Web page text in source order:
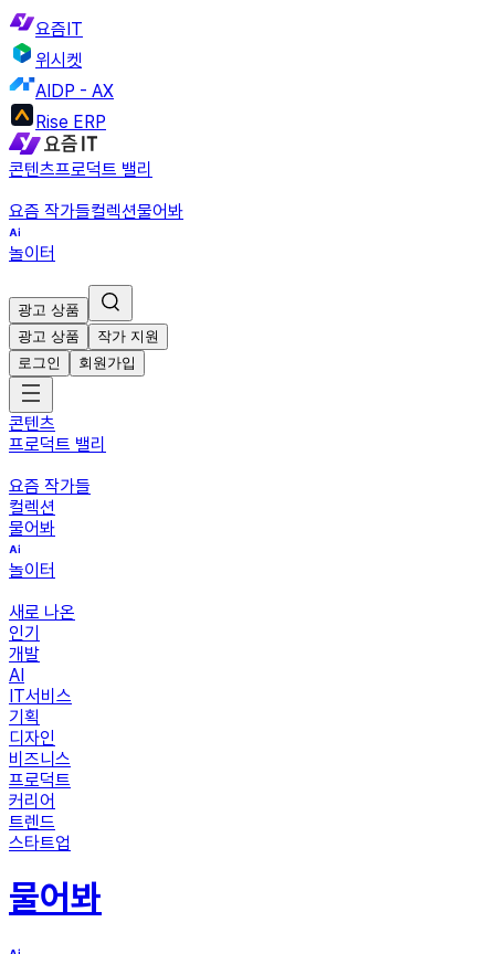
요즘IT
위시켓
AIDP - AX
Rise ERP
콘텐츠프로덕트 밸리
요즘 작가들컬렉션물어봐
놀이터
광고 상품
광고 상품
작가 지원
로그인
회원가입
콘텐츠
프로덕트 밸리
요즘 작가들
컬렉션
물어봐
놀이터
새로 나온
인기
개발
AI
IT서비스
기획
디자인
비즈니스
프로덕트
커리어
트렌드
스타트업
물어봐